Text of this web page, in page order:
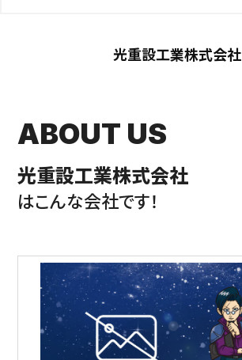
光重設工業株式会社
ABOUT US
光重設工業株式会社
はこんな会社です！